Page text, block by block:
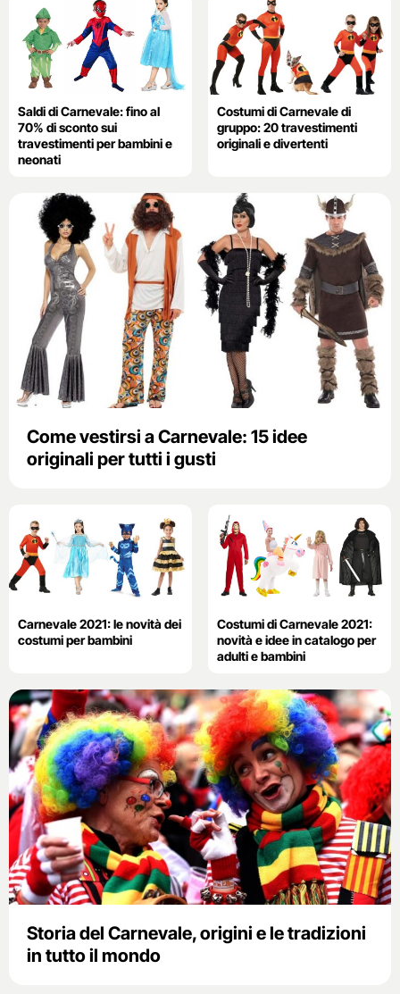
Saldi di Carnevale: fino al
70% di sconto sui
travestimenti per bambini e
neonati
Costumi di Carnevale di
gruppo: 20 travestimenti
originali e divertenti
Come vestirsi a Carnevale: 15 idee
originali per tutti i gusti
Carnevale 2021: le novità dei
costumi per bambini
Costumi di Carnevale 2021:
novità e idee in catalogo per
adulti e bambini
Storia del Carnevale, origini e le tradizioni
in tutto il mondo